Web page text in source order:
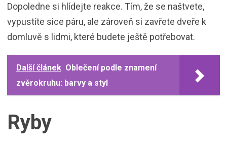
Dopoledne si hlídejte reakce. Tím, že se naštvete,
vypustíte sice páru, ale zároveň si zavřete dveře k
domluvě s lidmi, které budete ještě potřebovat.
Další článek Oblečení podle znamení
zvěrokruhu: barvy a styl
Ryby